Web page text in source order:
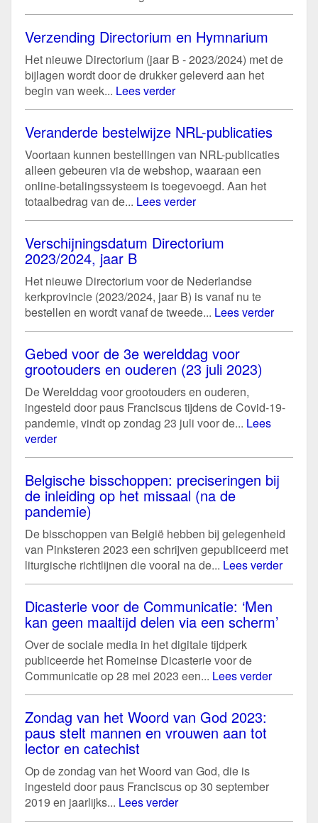
Verzending Directorium en Hymnarium
Het nieuwe Directorium (jaar B - 2023/2024) met de
bijlagen wordt door de drukker geleverd aan het
begin van week... Lees verder
Veranderde bestelwijze NRL-publicaties
Voortaan kunnen bestellingen van NRL-publicaties
alleen gebeuren via de webshop, waaraan een
online-betalingssysteem is toegevoegd. Aan het
totaalbedrag van de... Lees verder
Verschijningsdatum Directorium
2023/2024, jaar B
Het nieuwe Directorium voor de Nederlandse
kerkprovincie (2023/2024, jaar B) is vanaf nu te
bestellen en wordt vanaf de tweede... Lees verder
Gebed voor de 3e werelddag voor
grootouders en ouderen (23 juli 2023)
De Werelddag voor grootouders en ouderen,
ingesteld door paus Franciscus tijdens de Covid-19-
pandemie, vindt op zondag 23 juli voor de... Lees
verder
Belgische bisschoppen: preciseringen bij
de inleiding op het missaal (na de
pandemie)
De bisschoppen van België hebben bij gelegenheid
van Pinksteren 2023 een schrijven gepubliceerd met
liturgische richtlijnen die vooral na de... Lees verder
Dicasterie voor de Communicatie: ‘Men
kan geen maaltijd delen via een scherm’
Over de sociale media in het digitale tijdperk
publiceerde het Romeinse Dicasterie voor de
Communicatie op 28 mei 2023 een... Lees verder
Zondag van het Woord van God 2023:
paus stelt mannen en vrouwen aan tot
lector en catechist
Op de zondag van het Woord van God, die is
ingesteld door paus Franciscus op 30 september
2019 en jaarlijks... Lees verder